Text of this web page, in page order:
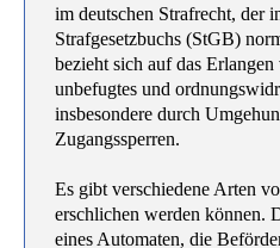
im deutschen Strafrecht, der
Strafgesetzbuchs (StGB)
bezieht sich auf das
unbefugtes und
insbesondere durch
Zugangssperren.
Es gibt verschiedene Arten
erschlichen werden können.
eines Automaten, die